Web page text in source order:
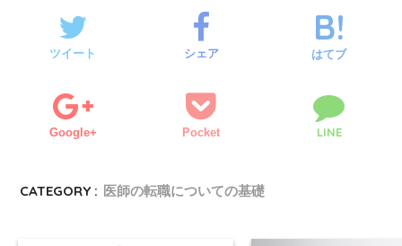
ツイート シェア はてブ
Google+ Pocket LINE
CATEGORY : 医師の転職についての基礎